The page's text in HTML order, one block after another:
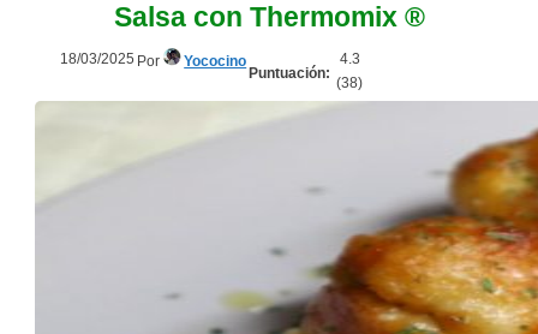
Salsa con Thermomix ®
18/03/2025 Por Yococino
Puntuación:
4.3
(38)